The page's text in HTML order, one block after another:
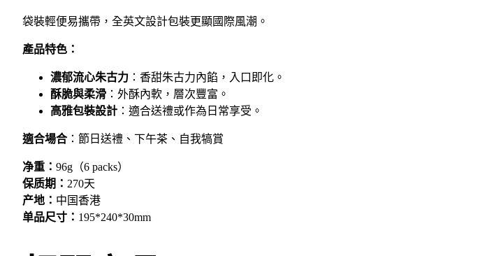
袋裝輕便易攜帶，全英文設計包裝更顯國際風潮。
產品特色：
濃郁流心朱古力 ：香甜朱古力內餡，入口即化。
酥脆與柔滑 ：外酥內軟，層次豐富。
高雅包裝設計 ：適合送禮或作為日常享受。
適合場合 ：節日送禮、下午茶、自我犒賞
净重： 96g（6 packs）
保质期： 270天
产地： 中国香港
单品尺寸： 195*240*30mm